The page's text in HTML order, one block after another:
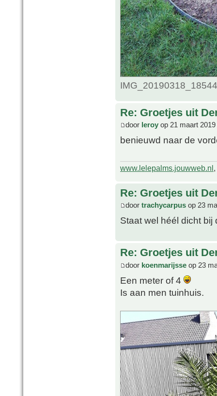
Re: Groetjes uit
door leroy op 21 maart
benieuwd naar de
www.lelepalms.jouwweb.nl
Re: Groetjes uit
door trachycarpus op 23
Staat wel héél dicht bij
Re: Groetjes uit
door koenmarijsse op 23
Een meter of 4
Is aan men tuinhuis.